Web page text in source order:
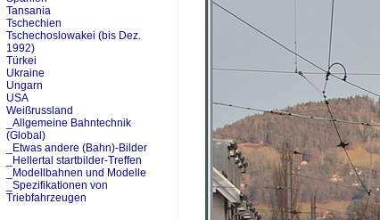
Tansania
Tschechien
Tschechoslowakei (bis Dez.
1992)
Türkei
Ukraine
Ungarn
USA
Weißrussland
_Allgemeine Bahntechnik
(Global)
_Etwas andere (Bahn)-Bilder
_Hellertal startbilder-Treffen
_Modellbahnen und Modelle
_Spezifikationen von
Triebfahrzeugen